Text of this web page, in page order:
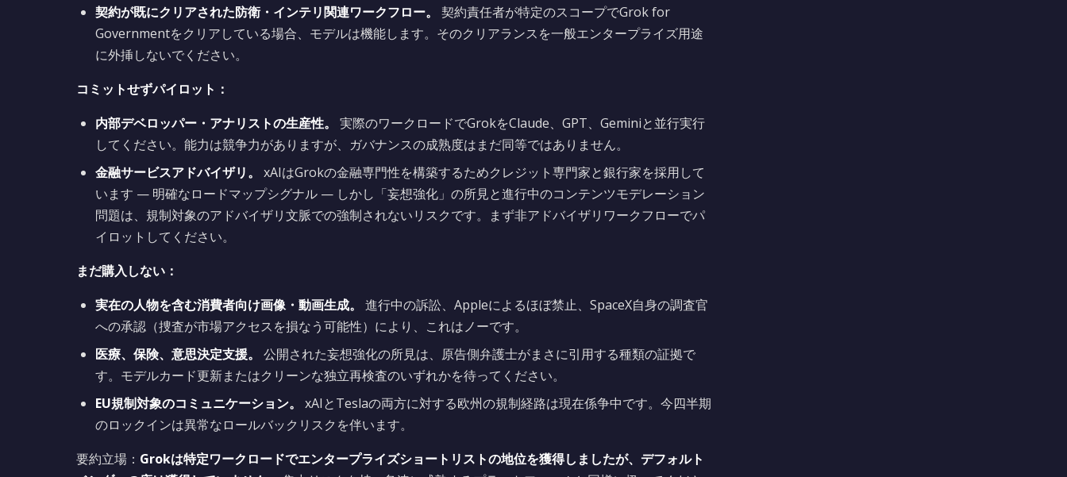
契約が既にクリアされた防衛・インテリ関連ワークフロー。
契約責任者が特定のスコープでGrok for
Governmentをクリアしている場合、モデルは機能します。そのクリアランスを一般エンタープライズ用途
に外挿しないでください。
コミットせずパイロット：
内部デベロッパー・アナリストの生産性。
実際のワークロードでGrokをClaude、GPT、Geminiと並行実行
してください。能力は競争力がありますが、ガバナンスの成熟度はまだ同等ではありません。
金融サービスアドバイザリ。
xAIはGrokの金融専門性を構築するためクレジット専門家と銀行家を採用して
います — 明確なロードマップシグナル — しかし「妄想強化」の所見と進行中のコンテンツモデレーション
問題は、規制対象のアドバイザリ文脈での強制されないリスクです。まず非アドバイザリワークフローでパ
イロットしてください。
まだ購入しない：
実在の人物を含む消費者向け画像・動画生成。
進行中の訴訟、Appleによるほぼ禁止、SpaceX自身の調査官
への承認（捜査が市場アクセスを損なう可能性）により、これはノーです。
医療、保険、意思決定支援。
公開された妄想強化の所見は、原告側弁護士がまさに引用する種類の証拠で
す。モデルカード更新またはクリーンな独立再検査のいずれかを待ってください。
EU規制対象のコミュニケーション。
xAIとTeslaの両方に対する欧州の規制経路は現在係争中です。今四半期
のロックインは異常なロールバックリスクを伴います。
要約立場： Grokは特定ワークロードでエンタープライズショートリストの地位を獲得しましたが、デフォルト